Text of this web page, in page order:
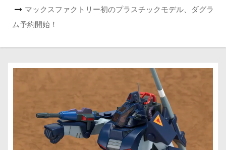
マックスファクトリー初のプラスチックモデル、ダグラ
ム予約開始！